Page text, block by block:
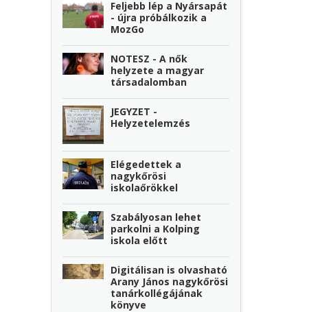
Feljebb lép a Nyársapát
- újra próbálkozik a
MozGo
NOTESZ - A nők
helyzete a magyar
társadalomban
JEGYZET -
Helyzetelemzés
Elégedettek a
nagykőrösi
iskolaőrökkel
Szabályosan lehet
parkolni a Kolping
iskola előtt
Digitálisan is olvasható
Arany János nagykőrösi
tanárkollégájának
könyve